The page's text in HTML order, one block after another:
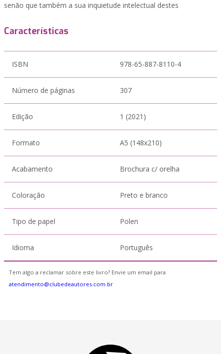
senão que também a sua inquietude intelectual destes
Características
ISBN 978-65-887-8110-4
Número de páginas 307
Edição 1 (2021)
Formato A5 (148x210)
Acabamento Brochura c/ orelha
Coloração Preto e branco
Tipo de papel Polen
Idioma Português
Tem algo a reclamar sobre este livro? Envie um email para
atendimento@clubedeautores.com.br